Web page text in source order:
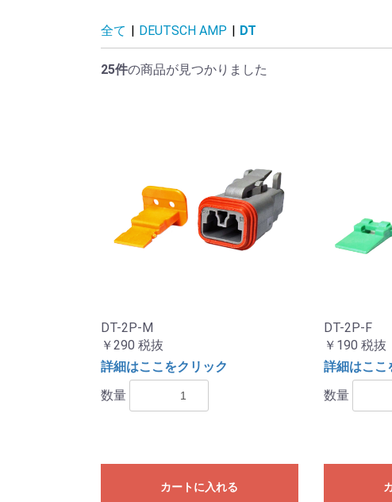
全て DEUTSCH AMP DT
25件の商品が見つかりました
DT-2P-M
￥290 税抜
詳細はここをクリック
数量
カートに入れる
DT-2P-F
￥190 税抜
詳細はここ
数量